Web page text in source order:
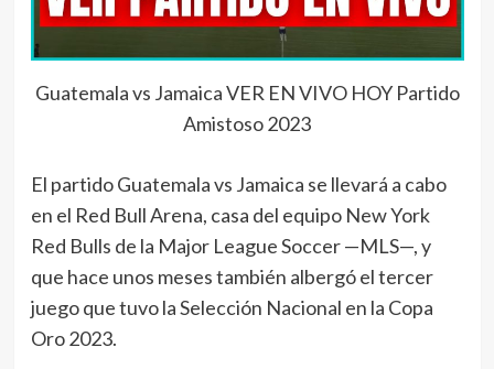
Guatemala vs Jamaica VER EN VIVO HOY Partido
Amistoso 2023
El partido Guatemala vs Jamaica se llevará a cabo
en el Red Bull Arena, casa del equipo New York
Red Bulls de la Major League Soccer —MLS—, y
que hace unos meses también albergó el tercer
juego que tuvo la Selección Nacional en la Copa
Oro 2023.